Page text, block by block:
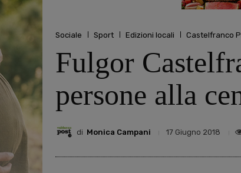
Sociale Sport Edizioni locali Castelfranco
Fulgor
persone alla
di Monica Campani 17 Giugno 2018